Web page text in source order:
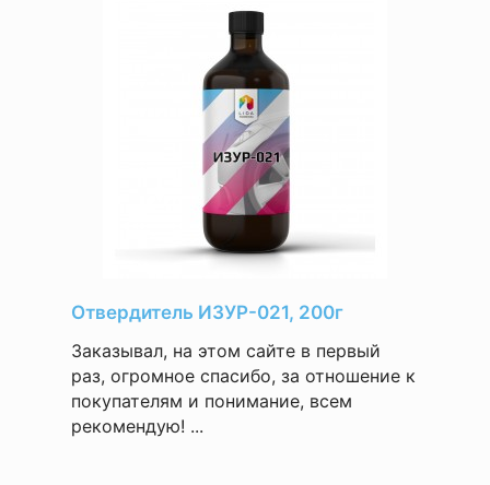
Отвердитель ИЗУР-021, 200г
Заказывал, на этом сайте в первый
раз, огромное спасибо, за отношение к
покупателям и понимание, всем
рекомендую! ...